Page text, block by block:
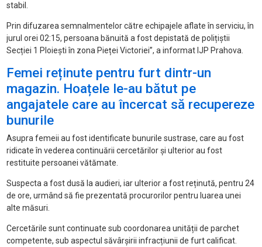
stabil.
Prin difuzarea semnalmentelor către echipajele aflate în serviciu, în
jurul orei 02:15, persoana bănuită a fost depistată de polițiștii
Secției 1 Ploiești în zona Pieței Victoriei”, a informat IJP Prahova.
Femei reținute pentru furt dintr-un
magazin. Hoațele le-au bătut pe
angajatele care au încercat să recupereze
bunurile
Asupra femeii au fost identificate bunurile sustrase, care au fost
ridicate în vederea continuării cercetărilor și ulterior au fost
restituite persoanei vătămate.
Suspecta a fost dusă la audieri, iar ulterior a fost reținută, pentru 24
de ore, urmând să fie prezentată procurorilor pentru luarea unei
alte măsuri.
Cercetările sunt continuate sub coordonarea unității de parchet
competente, sub aspectul săvârșirii infracțiunii de furt calificat.